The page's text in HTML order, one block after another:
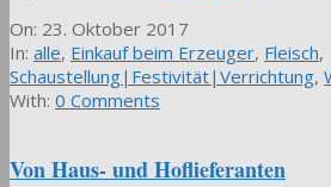
2017-
10-
23
On: 23. Oktober 2017
In: alle, Einkauf beim Erzeuger, Fleisch,
Schaustellung|Festivität|Verrichtung,
With: 0 Comments
Von Haus- und Hoflieferanten